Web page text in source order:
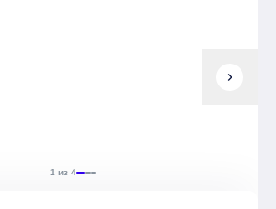
chevron_right
1 из 4